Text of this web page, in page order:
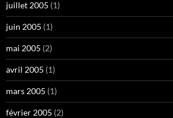
juillet 2005 (1)
juin 2005 (1)
mai 2005 (2)
avril 2005 (1)
mars 2005 (1)
février 2005 (2)